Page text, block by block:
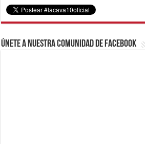
Únete a nuestra comunidad de Facebook